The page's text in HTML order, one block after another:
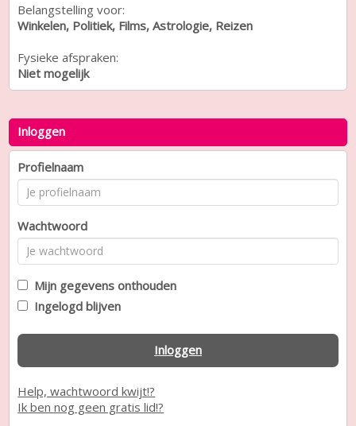
Belangstelling voor:
Winkelen, Politiek, Films, Astrologie, Reizen
Fysieke afspraken:
Niet mogelijk
Inloggen
Profielnaam
Wachtwoord
Mijn gegevens onthouden
Ingelogd blijven
Inloggen
Help, wachtwoord kwijt!?
Ik ben nog geen gratis lid!?